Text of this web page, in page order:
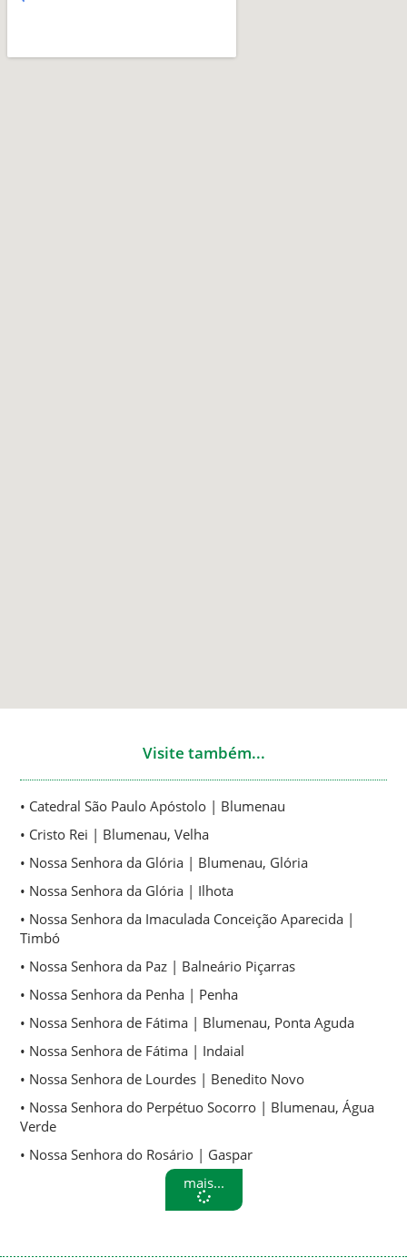
Visite também...
• Catedral São Paulo Apóstolo | Blumenau
• Cristo Rei | Blumenau, Velha
• Nossa Senhora da Glória | Blumenau, Glória
• Nossa Senhora da Glória | Ilhota
• Nossa Senhora da Imaculada Conceição Aparecida |
Timbó
• Nossa Senhora da Paz | Balneário Piçarras
• Nossa Senhora da Penha | Penha
• Nossa Senhora de Fátima | Blumenau, Ponta Aguda
• Nossa Senhora de Fátima | Indaial
• Nossa Senhora de Lourdes | Benedito Novo
• Nossa Senhora do Perpétuo Socorro | Blumenau, Água
Verde
• Nossa Senhora do Rosário | Gaspar
mais...